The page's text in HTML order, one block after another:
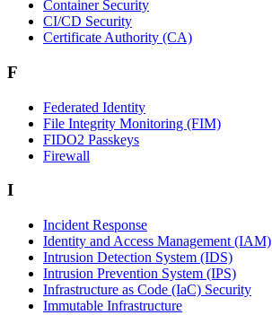
Container Security
CI/CD Security
Certificate Authority (CA)
F
Federated Identity
File Integrity Monitoring (FIM)
FIDO2 Passkeys
Firewall
I
Incident Response
Identity and Access Management (IAM)
Intrusion Detection System (IDS)
Intrusion Prevention System (IPS)
Infrastructure as Code (IaC) Security
Immutable Infrastructure